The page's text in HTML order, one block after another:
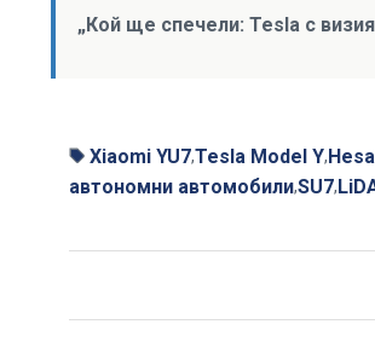
„Кой ще спечели: Tesla с
Xiaomi YU7,Tesla Model Y,
автономни автомобили,SU7,